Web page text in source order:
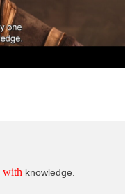
with knowledge.